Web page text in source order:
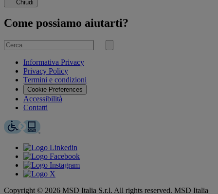
Chiudi
Come possiamo aiutarti?
Cerca
per
Invia
Informativa Privacy
Privacy Policy
Termini e condizioni
Cookie Preferences
Accessibilità
Contatti
Copyright © 2026 MSD Italia S.r.l. All rights reserved. MSD Italia